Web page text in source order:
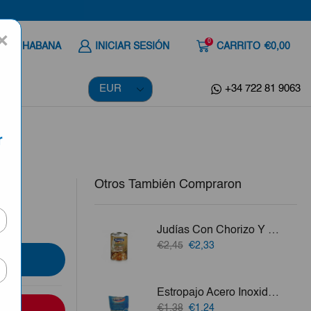
A LA HABANA INICIAR SESIÓN 0 CARRITO €0,00
+34 722 81 9063
Otros También Compraron
Judías Con Chorizo Y Tocino Montey 420g
€2,45 El
€2,45.
€2,33El
€2,33.
Estropajo Acero Inoxidable Mical 2ud
€1,38 El
€1,24El